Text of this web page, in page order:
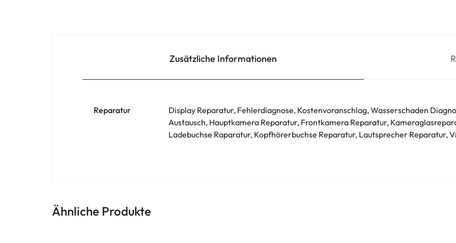
Xiaomi
Zusätzliche Informationen
Reparatur
Display Reparatur, Fehlerdiagnose, Kostenvoranschlag, Wasserschaden
Austausch, Hauptkamera Reparatur, Frontkamera Reparatur,
Ladebuchse Raparatur, Kopfhörerbuchse Reparatur, Lautsprecher Reparatur,
Ähnliche Produkte